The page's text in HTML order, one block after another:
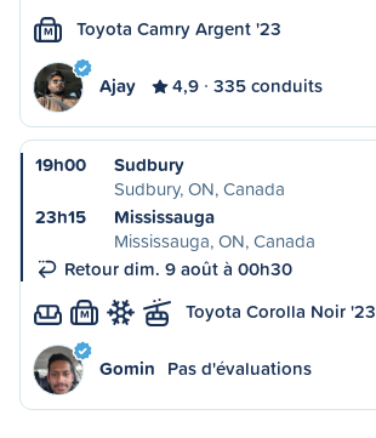
M Toyota Camry Argent '23
Ajay 4,9 335 conduits
19h00
Sudbury
Sudbury, ON, Canada
23h15
Mississauga
Mississauga, ON, Canada
Retour dim. 9 août à 00h30
M Toyota Corolla Noir '23
Gomin Pas d'évaluations